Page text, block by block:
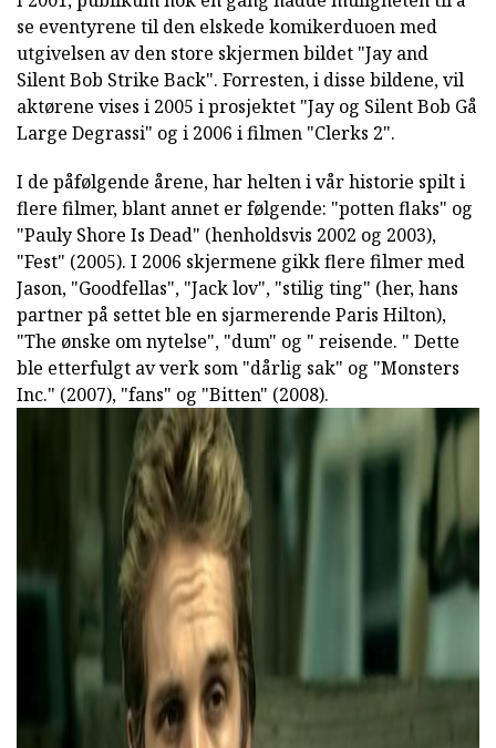
se eventyrene til den elskede komikerduoen med
utgivelsen av den store skjermen bildet "Jay and
Silent Bob Strike Back". Forresten, i disse bildene, vil
aktørene vises i 2005 i prosjektet "Jay og Silent Bob Gå
Large Degrassi" og i 2006 i filmen "Clerks 2".
I de påfølgende årene, har helten i vår historie spilt i
flere filmer, blant annet er følgende: "potten flaks" og
"Pauly Shore Is Dead" (henholdsvis 2002 og 2003),
"Fest" (2005). I 2006 skjermene gikk flere filmer med
Jason, "Goodfellas", "Jack lov", "stilig ting" (her, hans
partner på settet ble en sjarmerende Paris Hilton),
"The ønske om nytelse", "dum" og " reisende. " Dette
ble etterfulgt av verk som "dårlig sak" og "Monsters
Inc." (2007), "fans" og "Bitten" (2008).